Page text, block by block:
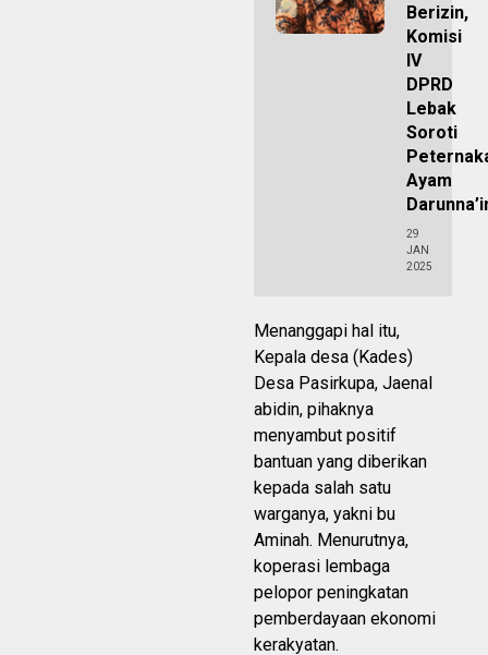
Berizin,
Komisi
IV
DPRD
Lebak
Soroti
Ayam
29
JAN
2025
Menanggapi hal itu,
Kepala desa (Kades)
Desa Pasirkupa, Jaenal
abidin, pihaknya
menyambut positif
bantuan yang diberikan
kepada salah satu
warganya, yakni bu
Aminah. Menurutnya,
koperasi lembaga
pelopor peningkatan
pemberdayaan ekonomi
kerakyatan.